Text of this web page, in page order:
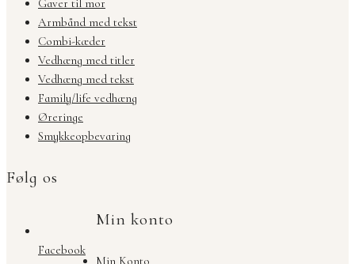
Gaver til mor
Armbånd med tekst
Combi-kæder
Vedhæng med titler
Vedhæng med tekst
Family/life vedhæng
Øreringe
Smykkeopbevaring
Følg os
Facebook
Min konto
Min Konto